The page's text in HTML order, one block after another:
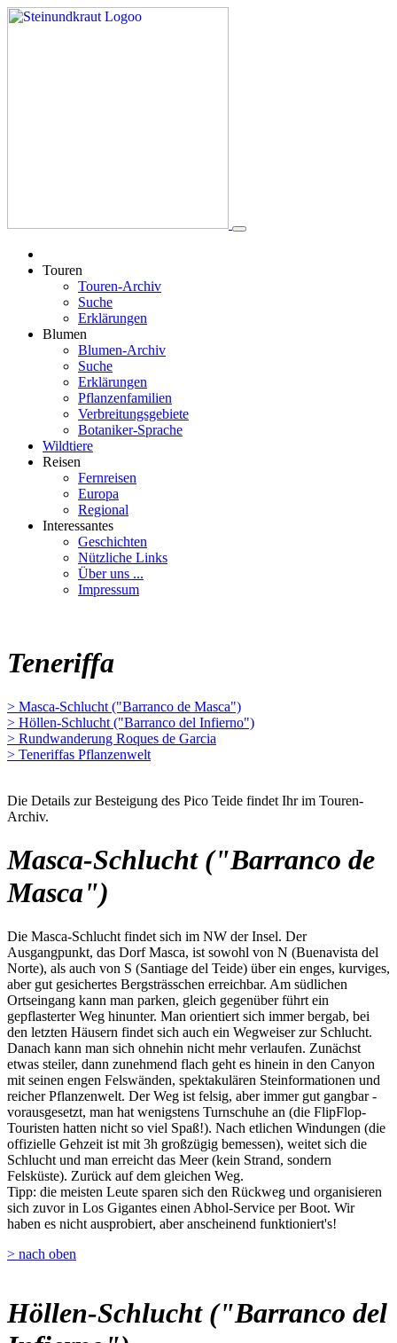
Touren
Touren-Archiv
Suche
Erklärungen
Blumen
Blumen-Archiv
Suche
Erklärungen
Pflanzenfamilien
Verbreitungsgebiete
Botaniker-Sprache
Wildtiere
Reisen
Fernreisen
Europa
Regional
Interessantes
Geschichten
Nützliche Links
Über uns ...
Impressum
Teneriffa
> Masca-Schlucht ("Barranco de Masca")
> Höllen-Schlucht ("Barranco del Infierno")
> Rundwanderung Roques de Garcia
> Teneriffas Pflanzenwelt
Die Details zur Besteigung des Pico Teide findet Ihr im Touren-
Archiv.
Masca-Schlucht ("Barranco de
Masca")
Die Masca-Schlucht findet sich im NW der Insel. Der
Ausgangpunkt, das Dorf Masca, ist sowohl von N (Buenavista del
Norte), als auch von S (Santiage del Teide) über ein enges, kurviges,
aber gut gesichertes Bergsträsschen erreichbar. Am südlichen
Ortseingang kann man parken, gleich gegenüber führt ein
gepflasterter Weg hinunter. Man orientiert sich immer bergab, bei
den letzten Häusern findet sich auch ein Wegweiser zur Schlucht.
Danach kann man sich ohnehin nicht mehr verlaufen. Zunächst
etwas steiler, dann zunehmend flach geht es hinein in den Canyon
mit seinen engen Felswänden, spektakulären Steinformationen und
reicher Pflanzenwelt. Der Weg ist felsig, aber immer gut gangbar -
vorausgesetzt, man hat wenigstens Turnschuhe an (die FlipFlop-
Touristen hatten nicht so viel Spaß!). Nach etlichen Windungen (die
offizielle Gehzeit ist mit 3h großzügig bemessen), weitet sich die
Schlucht und man erreicht das Meer (kein Strand, sondern
Felsküste). Zurück auf dem gleichen Weg.
Tipp: die meisten Leute sparen sich den Rückweg und organisieren
sich zuvor in Los Gigantes einen Abhol-Service per Boot. Wir
haben es nicht ausprobiert, aber anscheinend funktioniert's!
> nach oben
Höllen-Schlucht ("Barranco del